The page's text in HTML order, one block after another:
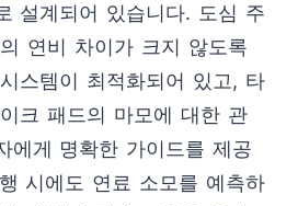
설계되어 있습니다. 도심 주
연비 차이가 크지 않도록
스템이 최적화되어 있고, 타
크 패드의 마모에 대한 관
에게 명확한 가이드를 제공
시에도 연료 소모를 예측하